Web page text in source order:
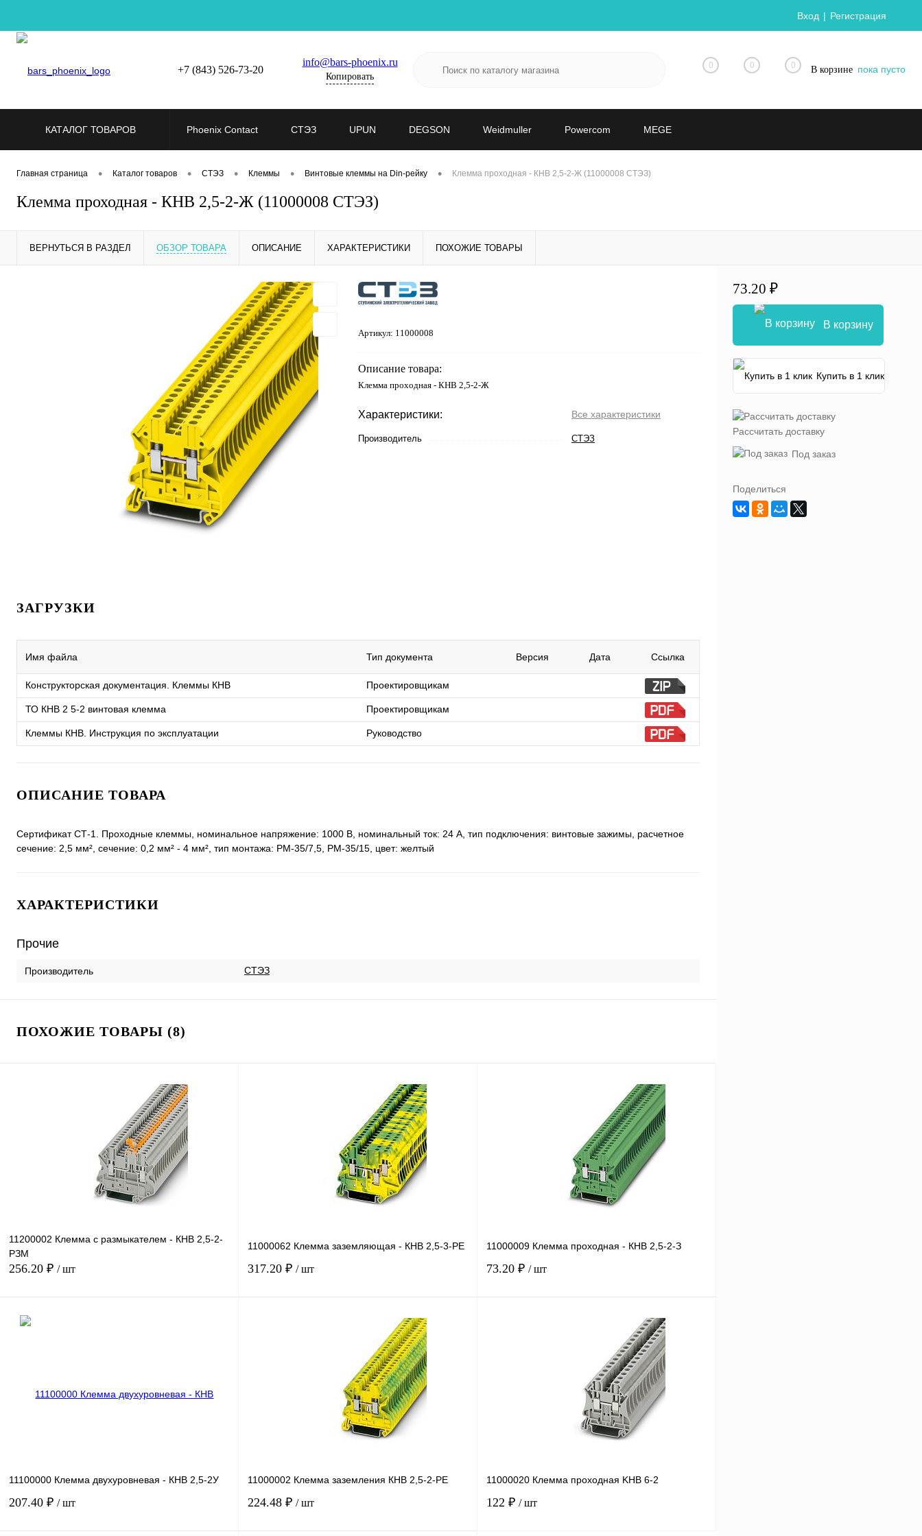
Вход Регистрация
+7 (843) 526-73-20
info@bars-phoenix.ru
Копировать
0 0 0 В корзине пока пусто
КАТАЛОГ ТОВАРОВ Phoenix Contact СТЭЗ UPUN DEGSON Weidmuller Powercom MEGE
Главная страница • Каталог товаров • СТЭЗ • Клеммы • Винтовые клеммы на Din-рейку • Клемма проходная - КНВ 2,5-2-Ж (11000008 СТЭЗ)
Клемма проходная - КНВ 2,5-2-Ж (11000008 СТЭЗ)
ВЕРНУТЬСЯ В РАЗДЕЛ ОБЗОР ТОВАРА ОПИСАНИЕ ХАРАКТЕРИСТИКИ ПОХОЖИЕ ТОВАРЫ
Артикул: 11000008
Описание товара:
Клемма проходная - КНВ 2,5-2-Ж
Характеристики: Все характеристики
Производитель СТЭЗ
ЗАГРУЗКИ
Имя файла Тип документа Версия Дата Ссылка
Конструкторская документация. Клеммы КНВ Проектировщикам
ТО КНВ 2 5-2 винтовая клемма Проектировщикам
Клеммы КНВ. Инструкция по эксплуатации Руководство
ОПИСАНИЕ ТОВАРА
Сертификат СТ-1. Проходные клеммы, номинальное напряжение: 1000 В, номинальный ток: 24 A, тип подключения: винтовые зажимы, расчетное
сечение: 2,5 мм², сечение: 0,2 мм² - 4 мм², тип монтажа: РМ-35/7,5, РМ-35/15, цвет: желтый
ХАРАКТЕРИСТИКИ
Прочие
Производитель СТЭЗ
ПОХОЖИЕ ТОВАРЫ (8)
11200002 Клемма с размыкателем - КНВ 2,5-2-
РЗМ
256.20 ₽ / шт
11000062 Клемма заземляющая - КНВ 2,5-3-PE
317.20 ₽ / шт
В корзину
Сравнение
Под заказ
11000009 Клемма проходная - КНВ 2,5-2-З
73.20 ₽ / шт
В корзину
Сравнение
Под заказ
11100000 Клемма двухуровневая - КНВ 2,5-2У
207.40 ₽ / шт
11000002 Клемма заземления КНВ 2,5-2-PE
224.48 ₽ / шт
11000020 Клемма проходная KHB 6-2
122 ₽ / шт
73.20 ₽
В корзину
Купить в 1 клик
Рассчитать доставку
Под заказ
Поделиться